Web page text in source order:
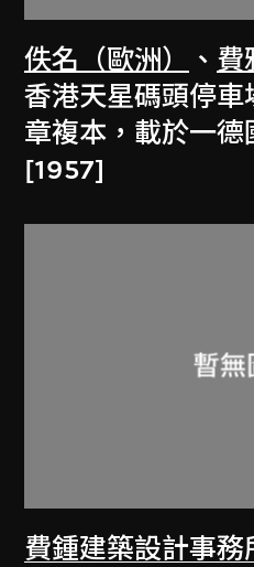
佚名（歐洲） 、 費
香港天星碼頭停車
章複本，載於一德
[1957]
費鍾建築設計事務